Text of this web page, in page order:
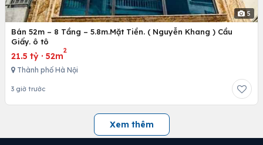
5
Bán 52m – 8 Tầng – 5.8m.Mặt Tiền. ( Nguyễn Khang ) Cầu
Giấy. ô tô
21.5 tỷ · 52m
2
Thành phố Hà Nội
3 giờ trước
Xem thêm